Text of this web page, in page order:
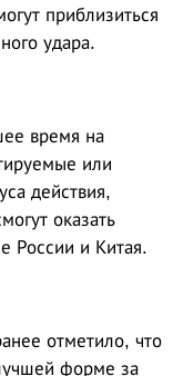
приблизиться
удара.
время на
или
действия,
оказать
России и Китая.
отметило, что
форме за